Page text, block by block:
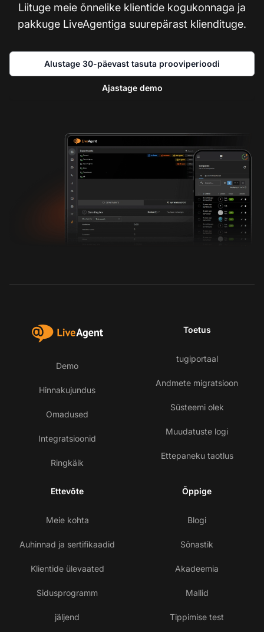
Liituge meie õnnelike klientide kogukonnaga ja
pakkuge LiveAgentiga suurepärast kliendituge.
Alustage 30-päevast tasuta prooviperioodi
Ajastage demo
Demo
Hinnakujundus
Omadused
Integratsioonid
Ringkäik
Toetus
tugiportaal
Andmete migratsioon
Süsteemi olek
Muudatuste logi
Ettepaneku taotlus
Ettevõte
Meie kohta
Auhinnad ja sertifikaadid
Klientide ülevaated
Sidusprogramm
jäljend
Õppige
Blogi
Sõnastik
Akadeemia
Mallid
Tippimise test